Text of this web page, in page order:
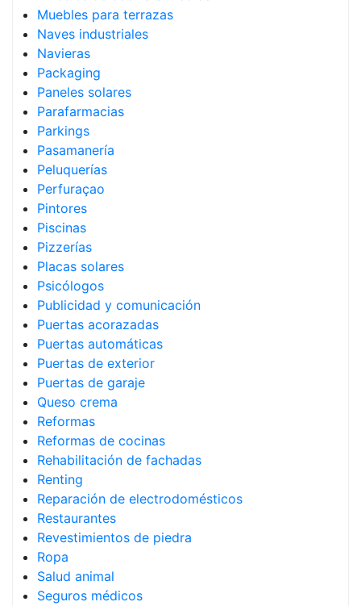
Muebles para terrazas
Naves industriales
Navieras
Packaging
Paneles solares
Parafarmacias
Parkings
Pasamanería
Peluquerías
Perfuraçao
Pintores
Piscinas
Pizzerías
Placas solares
Psicólogos
Publicidad y comunicación
Puertas acorazadas
Puertas automáticas
Puertas de exterior
Puertas de garaje
Queso crema
Reformas
Reformas de cocinas
Rehabilitación de fachadas
Renting
Reparación de electrodomésticos
Restaurantes
Revestimientos de piedra
Ropa
Salud animal
Seguros médicos